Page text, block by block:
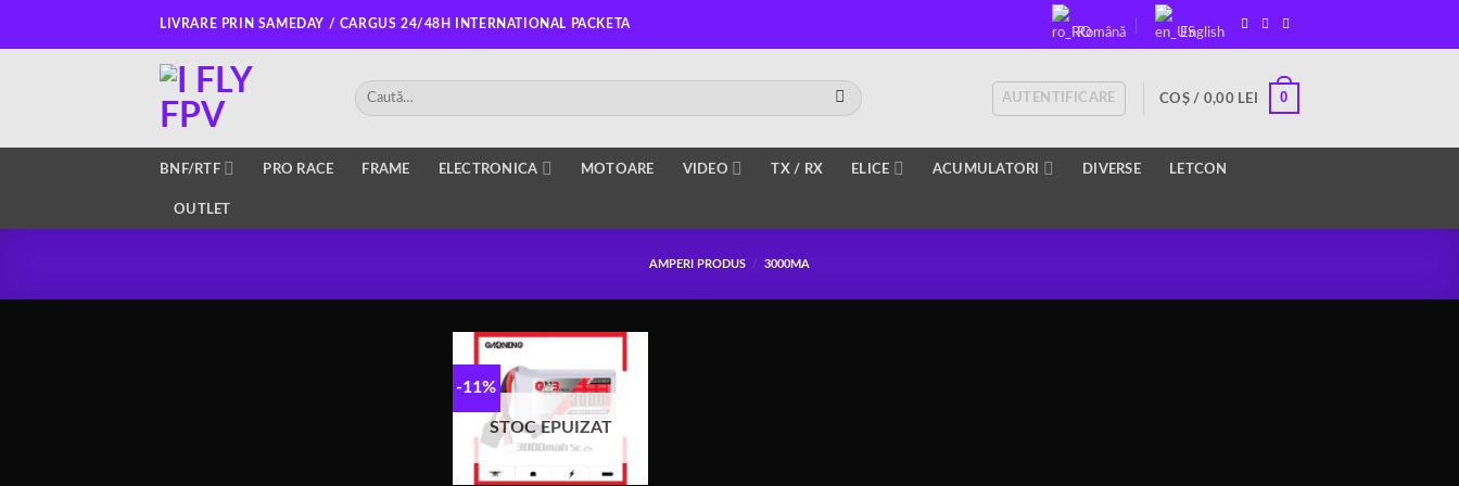
LIVRARE PRIN SAMEDAY / CARGUS 24/48H INTERNATIONAL PACKETA
Română English
Caută
după:
AUTENTIFICARE COȘ / 0,00 LEI 0
BNF/RTF PRO RACE FRAME ELECTRONICA MOTOARE VIDEO TX / RX ELICE ACUMULATORI DIVERSE LETCON
OUTLET
AMPERI PRODUS / 3000MA
-11%
STOC EPUIZAT